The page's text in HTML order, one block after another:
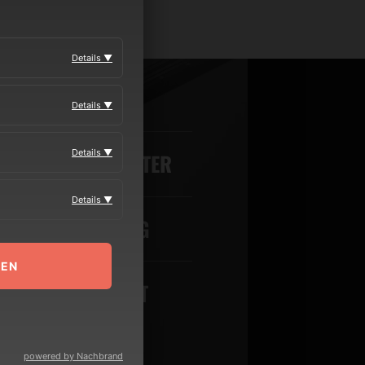
MEDIA
VERANSTALTER
KONTAKT
Details ▼
Details ▼
Details ▼
Details ▼
powered by Nachbrand